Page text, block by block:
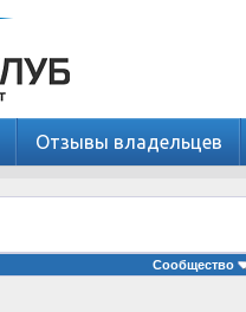
Отзывы владельцев
Сообщество